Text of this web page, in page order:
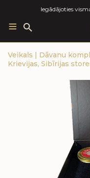
Iegādājoties
Search
for:
Veikals | Dāvanu
Krievijas, Sibīrijas